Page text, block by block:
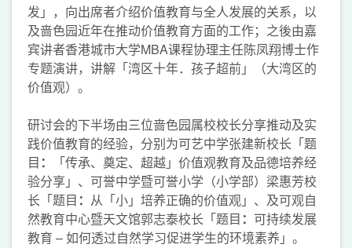
发」，向出席者介绍价值教育与全人发展的关系，以
及啬色园近年在推动价值教育方面的工作；之後由嘉
宾讲者香港城市大学MBA课程协理主任陈凤翔博士作
专题演讲，讲解「湾区十年．孩子超前」（大湾区的
价值观）。
研讨会的下半场由三位啬色园属校校长分享推动及实
践价值教育的经验，分别为可艺中学张建新校长「题
目 ：
「传承、奠定、超越」价值观教育及品德培养经
验分享」、可誉中学暨可誉小学（小学部）梁惠芳校
长「题目 ： 从「小」培养正确的价值观」、及可观自
然教育中心暨天文馆郭志泰校长「题目 ： 可持续发展
教育 – 如何透过自然学习促进学生的环境素养」。